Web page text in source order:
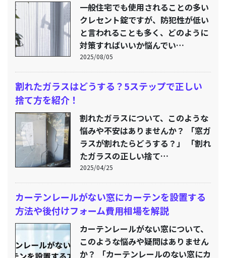
一般住宅でも使用されることの多い
クレセント錠ですが、防犯性が低い
と言われることも多く、どのように
対策すればいいか悩んでい…
2025/08/05
割れたガラスはどうする？5ステップで正しい
捨て方を紹介！
割れたガラスについて、このような
悩みや不安はありませんか？ 「窓ガ
ラスが割れたらどうする？」 「割れ
たガラスの正しい捨て…
2025/04/25
カーテンレールがない窓にカーテンを設置する
方法や後付けフォーム費用相場を解説
カーテンレールがない窓について、
このような悩みや疑問はありません
か？ 「カーテンレールのない窓にカ